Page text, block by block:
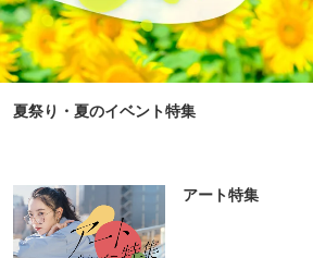
夏祭り・夏のイベント特集
アート特集